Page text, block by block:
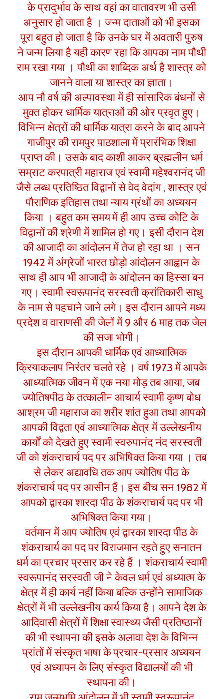
के प्रादुर्भाव के साथ वहां का वातावरण भी उसी
अनुसार हो जाता है । जन्म दाताओं को भी इसका
पूरा बहुत हो जाता है कि उनके घर में अवतारी पुरुष
ने जन्म लिया है यही कारण रहा कि आपका नाम पौथी
राम रखा गया । पौथी का शाब्दिक अर्थ है शास्त्र को
जानने वाला या शास्त्र का ज्ञाता।
आप नौ वर्ष की अल्पावस्था में ही सांसारिक बंधनों से
मुक्त होकर धार्मिक यात्राओं की ओर प्रवृत हुए।
विभिन्न क्षेत्रों की धार्मिक यात्रा करने के बाद आपने
गाजीपुर की रामपुर पाठशाला में प्रारंभिक शिक्षा
प्राप्त की। उसके बाद काशी आकर ब्रह्मलीन धर्म
सम्राट करपात्री महाराज एवं स्वामी महेश्वरानंद जी
जैसे लब्ध प्रतिष्ठित विद्वानों से वेद वेदांग , शास्त्र एवं
पौराणिक इतिहास तथा न्याय ग्रंथों का अध्ययन
किया । बहुत कम समय में ही आप उच्च कोटि के
विद्वानों की श्रेणी में शामिल हो गए। इसी दौरान देश
की आजादी का आंदोलन में तेज हो रहा था । सन
1942 में अंग्रेजों भारत छोड़ो आंदोलन आह्वान के
साथ ही आप भी आजादी के आंदोलन का हिस्सा बन
गए। स्वामी स्वरूपानंद सरस्वती क्रांतिकारी साधु
के नाम से पहचाने जाने लगे। इस दौरान आपने मध्य
प्रदेश व वाराणसी की जेलों में 9 और 6 माह तक जेल
की सजा भोगी।
इस दौरान आपकी धार्मिक एवं आध्यात्मिक
क्रियाकलाप निरंतर चलते रहे । वर्ष 1973 में आपके
आध्यात्मिक जीवन में एक नया मोड़ तब आया, जब
ज्योतिषपीठ के तत्कालीन आचार्य स्वामी कृष्ण बोध
आश्रम जी महाराज का शरीर शांत हुआ तथा आपको
आपकी विद्वता एवं आध्यात्मिक क्षेत्र में उल्लेखनीय
कार्यों को देखते हुए स्वामी स्वरुपानंद नंद सरस्वती
जी को शंकराचार्य पद पर अभिषिक्त किया गया । तब
से लेकर अद्यावधि तक आप ज्योतिष पीठ के
शंकराचार्य पद पर आसीन हैं। इस बीच सन 1982 में
आपको द्वारका शारदा पीठ के शंकराचार्य पद पर भी
अभिषिक्त किया गया।
वर्तमान में आप ज्योतिष एवं द्वारका शारदा पीठ के
शंकराचार्य का पद पर विराजमान रहते हुए सनातन
धर्म का प्रचार प्रसार कर रहे हैं । शंकराचार्य स्वामी
स्वरूपानंद सरस्वती जी ने केवल धर्म एवं अध्यात्म के
क्षेत्र में ही कार्य नहीं किया बल्कि उन्होंने सामाजिक
क्षेत्रों में भी उल्लेखनीय कार्य किया है। आपने देश के
आदिवासी क्षेत्रों में शिक्षा स्वास्थ्य जैसी प्रतिष्ठानों
की भी स्थापना की इसके अलावा देश के विभिन्न
प्रांतों में संस्कृत भाषा के प्रचार-प्रसार अध्ययन
एवं अध्यापन के लिए संस्कृत विद्यालयों की भी
स्थापना की।